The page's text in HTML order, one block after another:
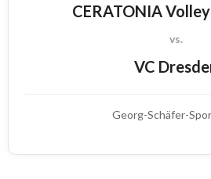
CERATONIA
vs.
VC
Georg-Schäfer-